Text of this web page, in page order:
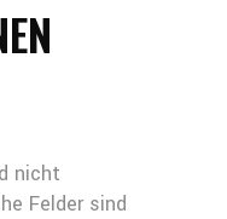
nicht
Felder sind